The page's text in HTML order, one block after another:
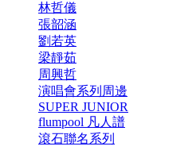
林哲儀
張韶涵
劉若英
梁靜茹
周興哲
演唱會系列周邊
SUPER JUNIOR
flumpool 凡人譜
滾石聯名系列